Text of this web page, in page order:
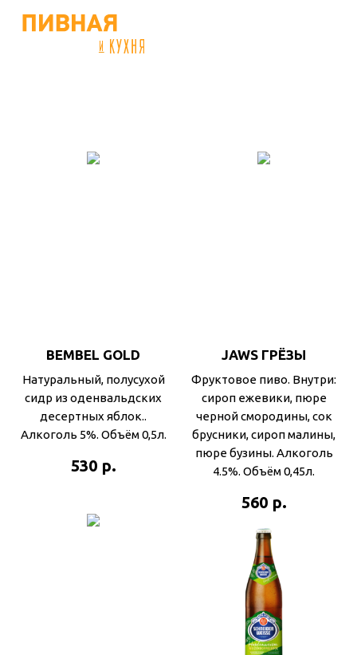
BEMBEL GOLD
Натуральный, полусухой
сидр из оденвальдских
десертных яблок..
Алкоголь 5%. Объём 0,5л.
530 р.
JAWS ГРЁЗЫ
Фруктовое пиво. Внутри:
сироп ежевики, пюре
черной смородины, сок
брусники, сироп малины,
пюре бузины. Алкоголь
4.5%. Объём 0,45л.
560 р.